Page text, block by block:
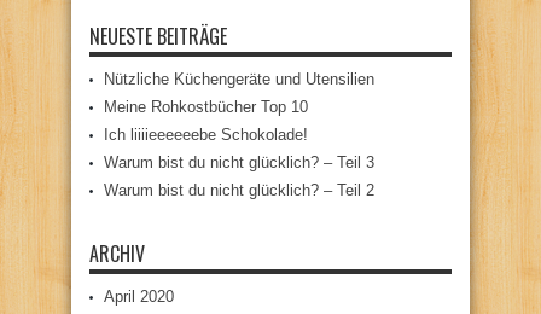
NEUESTE BEITRÄGE
Nützliche Küchengeräte und Utensilien
Meine Rohkostbücher Top 10
Ich liiiieeeeeebe Schokolade!
Warum bist du nicht glücklich? – Teil 3
Warum bist du nicht glücklich? – Teil 2
ARCHIV
April 2020